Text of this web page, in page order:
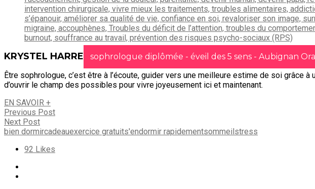
KRYSTEL HARRE
sophrologue diplômée - éveil des 5 sens - Aubignan
Être sophrologue, c’est être à l’écoute, guider vers une meilleure estime de soi
d’ouvrir le champ des possibles pour vivre joyeusement ici et maintenant.
EN SAVOIR +
Previous Post
Next Post
bien dormircadeauexercice gratuits'endormir rapidementsommeil stress
92 Likes